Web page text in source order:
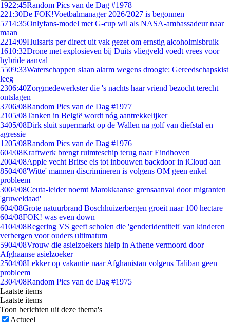
1922:45Random Pics van de Dag #1978
221:30De FOK!Voetbalmanager 2026/2027 is begonnen
5714:35Onlyfans-model met G-cup wil als NASA-ambassadeur naar
maan
2214:09Huisarts per direct uit vak gezet om ernstig alcoholmisbruik
1610:32Drone met explosieven bij Duits vliegveld voedt vrees voor
hybride aanval
5509:33Waterschappen slaan alarm wegens droogte: Gereedschapskist
leeg
2306:40Zorgmedewerkster die 's nachts haar vriend bezocht terecht
ontslagen
3706/08Random Pics van de Dag #1977
2105/08Tanken in België wordt nóg aantrekkelijker
3405/08Dirk sluit supermarkt op de Wallen na golf van diefstal en
agressie
1205/08Random Pics van de Dag #1976
604/08Kraftwerk brengt ruimteschip terug naar Eindhoven
2004/08Apple vecht Britse eis tot inbouwen backdoor in iCloud aan
8504/08'Witte' mannen discrimineren is volgens OM geen enkel
probleem
3004/08Ceuta-leider noemt Marokkaanse grensaanval door migranten
'gruweldaad'
604/08Grote natuurbrand Boschhuizerbergen groeit naar 100 hectare
604/08FOK! was even down
4104/08Regering VS geeft scholen die 'genderidentiteit' van kinderen
verbergen voor ouders ultimatum
5904/08Vrouw die asielzoekers hielp in Athene vermoord door
Afghaanse asielzoeker
2504/08Lekker op vakantie naar Afghanistan volgens Taliban geen
probleem
2304/08Random Pics van de Dag #1975
Laatste items
Laatste items
Toon berichten uit deze thema's
Actueel